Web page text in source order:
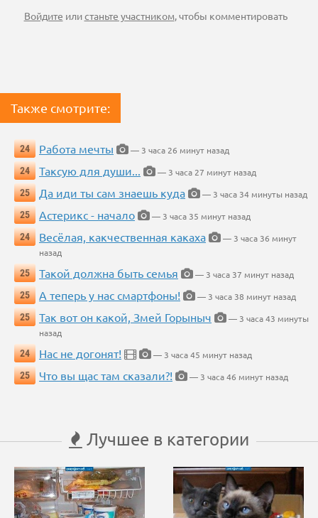
Войдите илистаньте участником, чтобы комментировать
Также смотрите:
24 Работа мечты
— 3 часа 26 минут назад
24
Таксую для души...
— 3 часа 27 минут назад
25
Да иди ты сам знаешь куда
— 3 часа 34 минуты назад
25
Астерикс - начало
— 3 часа 35 минут назад
24
Весёлая, какчественная какаха
— 3 часа 36 минут
назад
25
Такой должна быть семья
— 3 часа 37 минут назад
25
А теперь у нас смартфоны!
— 3 часа 38 минут назад
25
Так вот он какой, Змей Горыныч
— 3 часа 43 минуты
назад
24
Нас не догонят!
— 3 часа 45 минут назад
25
Что вы щас там сказали?! — 3 часа 46 минут назад
Лучшее в категории